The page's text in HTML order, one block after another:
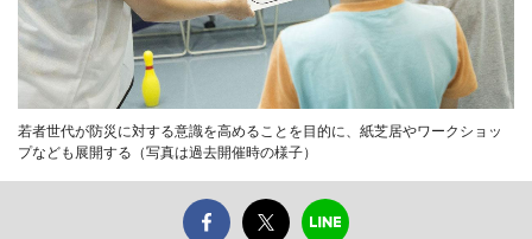
若者世代が防災に対する意識を高めることを目的に、紙芝居やワークショッ
プなども展開する（写真は過去開催時の様子）